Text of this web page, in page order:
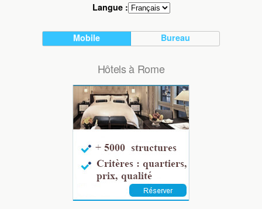
Langue :
Mobile Bureau
Hôtels à Rome